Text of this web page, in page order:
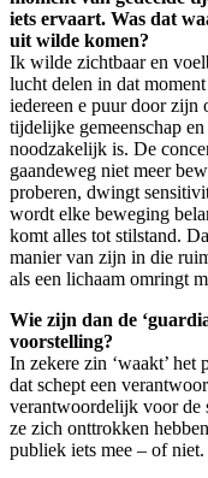
iets ervaart. Was dat
uit wilde komen?
Ik wilde zichtbaar en
lucht delen in dat
iedereen e puur door zijn
tijdelijke gemeenschap
noodzakelijk is. De
gaandeweg niet meer
proberen, dwingt
wordt elke beweging
komt alles tot stilstand.
manier van zijn in die
als een lichaam omringt
Wie zijn dan de
voorstelling?
In zekere zin ‘waakt’ het
dat schept een
verantwoordelijk voor de
ze zich onttrokken
publiek iets mee – of niet.